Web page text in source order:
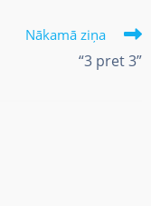
Nākamā ziņa
“3 pret 3”